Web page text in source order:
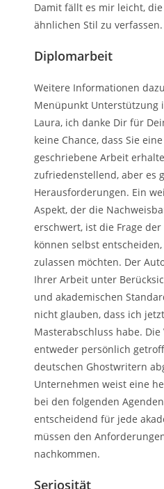
Damit fällt es mir leicht,
ähnlichen Stil zu verfassen.
Diplomarbeit
Weitere Informationen
Menüpunkt Unterstützung
Laura, ich danke Dir für
keine Chance, dass Sie
geschriebene Arbeit
zufriedenstellend, aber es
Herausforderungen. Ein
Aspekt, der die
erschwert, ist die Frage
können selbst entscheiden,
zulassen möchten. Der
Ihrer Arbeit unter
und akademischen
nicht glauben, dass ich
Masterabschluss habe.
entweder persönlich
deutschen Ghostwritern
Unternehmen weist eine
bei den folgenden
entscheidend für jede
müssen den
nachkommen.
Seriosität